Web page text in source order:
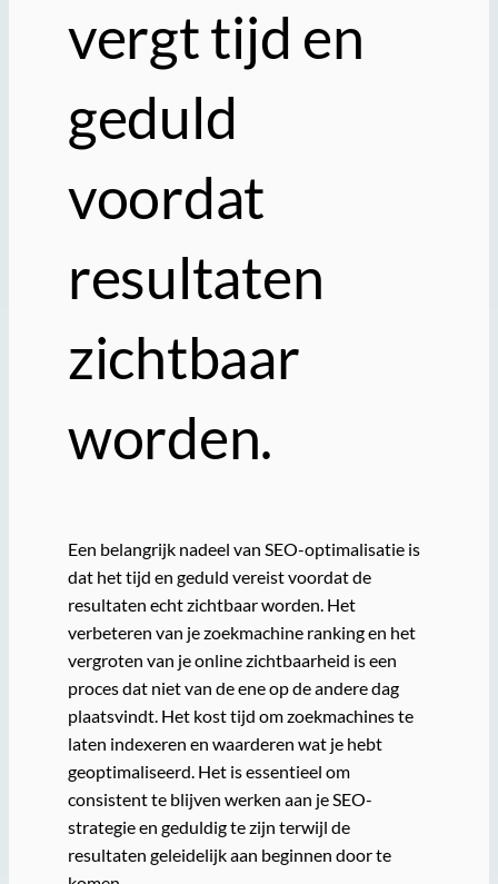
vergt tijd en
geduld
voordat
resultaten
zichtbaar
worden.
Een belangrijk nadeel van SEO-optimalisatie is
dat het tijd en geduld vereist voordat de
resultaten echt zichtbaar worden. Het
verbeteren van je zoekmachine ranking en het
vergroten van je online zichtbaarheid is een
proces dat niet van de ene op de andere dag
plaatsvindt. Het kost tijd om zoekmachines te
laten indexeren en waarderen wat je hebt
geoptimaliseerd. Het is essentieel om
consistent te blijven werken aan je SEO-
strategie en geduldig te zijn terwijl de
resultaten geleidelijk aan beginnen door te